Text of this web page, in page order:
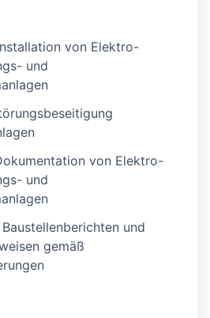
von Elektro-
und
von Elektro-
und
und
gemäß